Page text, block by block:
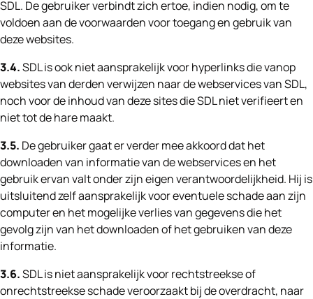
SDL. De gebruiker verbindt zich ertoe, indien nodig, om te
voldoen aan de voorwaarden voor toegang en gebruik van
deze websites.
3.4.SDL is ook niet aansprakelijk voor hyperlinks die vanop
websites van derden verwijzen naar de webservices van SDL,
noch voor de inhoud van deze sites die SDL niet verifieert en
niet tot de hare maakt.
3.5. De gebruiker gaat er verder mee akkoord dat het
downloaden van informatie van de webservices en het
gebruik ervan valt onder zijn eigen verantwoordelijkheid. Hij is
uitsluitend zelf aansprakelijk voor eventuele schade aan zijn
computer en het mogelijke verlies van gegevens die het
gevolg zijn van het downloaden of het gebruiken van deze
informatie.
3.6.SDL is niet aansprakelijk voor rechtstreekse of
onrechtstreekse schade veroorzaakt bij de overdracht, naar